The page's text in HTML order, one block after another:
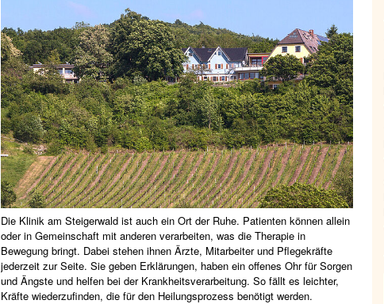
Die Klinik am Steigerwald ist auch ein Ort der Ruhe. Patienten können allein
oder in Gemeinschaft mit anderen verarbeiten, was die Therapie in
Bewegung bringt. Dabei stehen ihnen Ärzte, Mitarbeiter und Pflegekräfte
jederzeit zur Seite. Sie geben Erklärungen, haben ein offenes Ohr für Sorgen
und Ängste und helfen bei der Krankheitsverarbeitung. So fällt es leichter,
Kräfte wiederzufinden, die für den Heilungsprozess benötigt werden.